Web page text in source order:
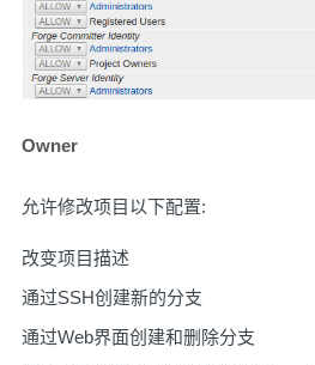
Owner
允许修改项目以下配置:
改变项目描述
通过SSH创建新的分支
通过Web界面创建和删除分支